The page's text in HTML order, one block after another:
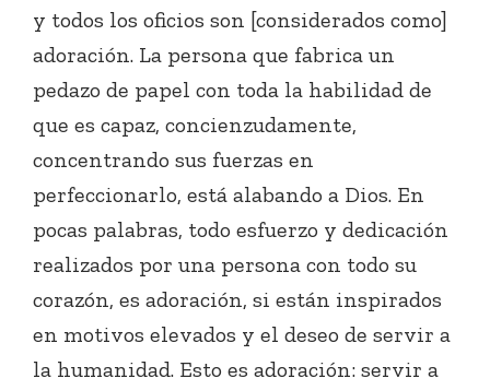
y todos los oficios son [considerados como]
adoración. La persona que fabrica un
pedazo de papel con toda la habilidad de
que es capaz, concienzudamente,
concentrando sus fuerzas en
perfeccionarlo, está alabando a Dios. En
pocas palabras, todo esfuerzo y dedicación
realizados por una persona con todo su
corazón, es adoración, si están inspirados
en motivos elevados y el deseo de servir a
la humanidad. Esto es adoración: servir a